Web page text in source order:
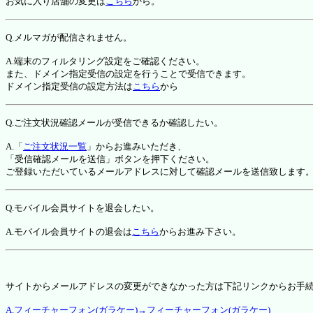
Q.メルマガが配信されません。
A.端末のフィルタリング設定をご確認ください。
また、ドメイン指定受信の設定を行うことで受信できます。
ドメイン指定受信の設定方法はこちらから
Q.ご注文状況確認メールが受信できるか確認したい。
A.「 ご注文状況一覧 」からお進みいただき、
「受信確認メールを送信」ボタンを押下ください。
ご登録いただいているメールアドレスに対して確認メールを送信致します。
Q.モバイル会員サイトを退会したい。
A.モバイル会員サイトの退会はこちらからお進み下さい。
サイトからメールアドレスの変更ができなかった方は下記リンクからお手
A.フィーチャーフォン(ガラケー)→フィーチャーフォン(ガラケー)